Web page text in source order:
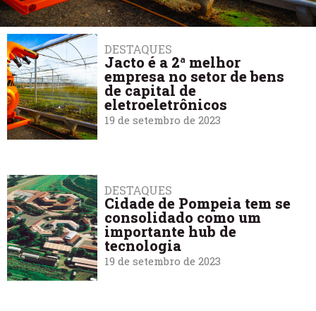
DESTAQUES
Jacto é a 2ª melhor
empresa no setor de bens
de capital de
eletroeletrônicos
19 de setembro de 2023
DESTAQUES
Cidade de Pompeia tem se
consolidado como um
importante hub de
tecnologia
19 de setembro de 2023